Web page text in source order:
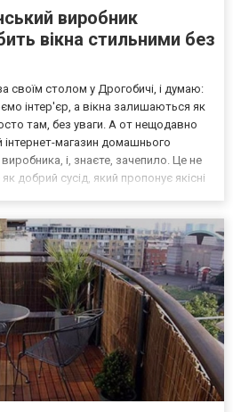
виробник
вікна стильними без
своїм столом у Дрогобичі, і думаю:
інтер'єр, а вікна залишаються як
там, без уваги. А от нещодавно
інтернет-магазин домашнього
і, знаєте, зачепило. Це не
добрий сусід, який пропонує якісні